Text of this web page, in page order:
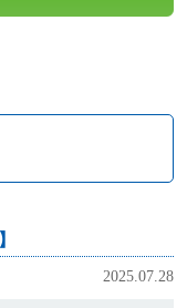
2025.07.28